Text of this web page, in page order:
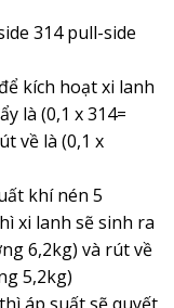
314 pull-side
kích hoạt xi lanh
là (0,1 x 314=
về là (0,1 x
khí nén 5
xi lanh sẽ sinh ra
6,2kg) và rút về
5,2kg)